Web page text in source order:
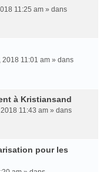
11:25 am » dans
2018 11:01 am » dans
à Kristiansand
11:43 am » dans
pour les